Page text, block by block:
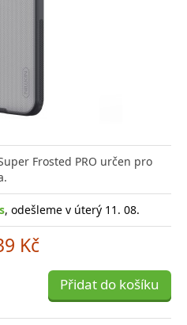
Frosted PRO určen pro
, odešleme v úterý 11. 08.
Kč
Přidat do košíku
Baseus
v úterý 11. 08.
Přidat do košíku
Rychlá
-